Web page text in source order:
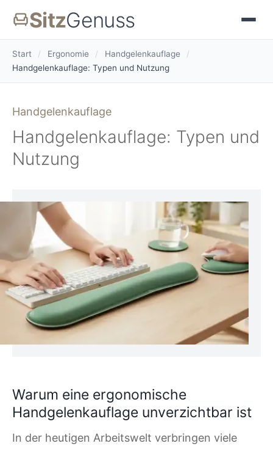
SitzGenuss
Start / Ergonomie / Handgelenkauflage
/
Handgelenkauflage: Typen und Nutzung
Handgelenkauflage
Handgelenkauflage: Typen und
Nutzung
Warum eine ergonomische
Handgelenkauflage unverzichtbar ist
In der heutigen Arbeitswelt verbringen viele